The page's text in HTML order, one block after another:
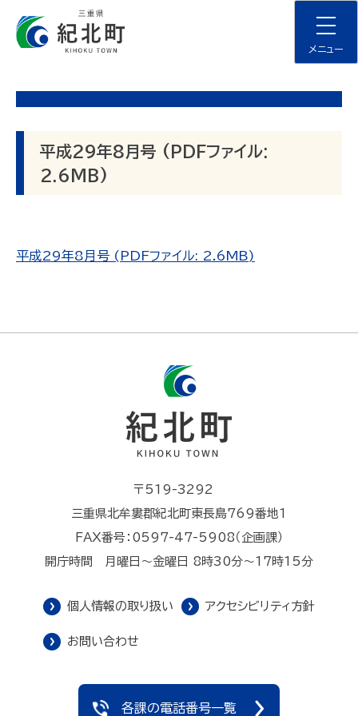
content
メニュー
平成29年8月号 (PDFファイル:
2.6MB)
平成29年8月号 (PDFファイル: 2.6MB)
〒519-3292
三重県北牟婁郡紀北町東長島769番地1
FAX番号：0597-47-5908（企画課）
開庁時間 月曜日～金曜日 8時30分～17時15分
個人情報の取り扱い アクセシビリティ方針
お問い合わせ
各課の電話番号一覧